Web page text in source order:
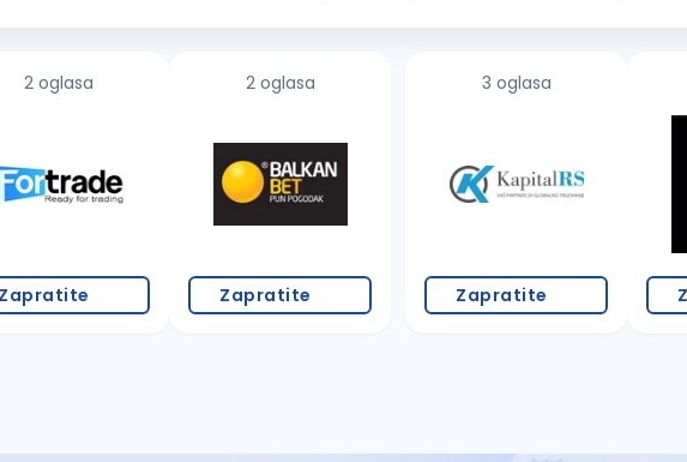
2 oglasa
Zapratite
2 oglasa
Zapratite
3 oglasa
Zapratite